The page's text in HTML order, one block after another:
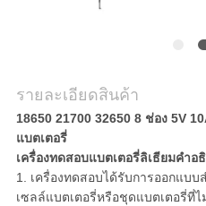
PRIVACY
POLICY
รายละเอียดสินค้า
18650 21700 32650 8 ช่อง 5V
แบตเตอรี่
เครื่องทดสอบแบตเตอรี่ลิเธียมคำอ
1. เครื่องทดสอบได้รับการออกแบ
เซลล์แบตเตอรี่หรือชุดแบตเตอรี่ที่ไ